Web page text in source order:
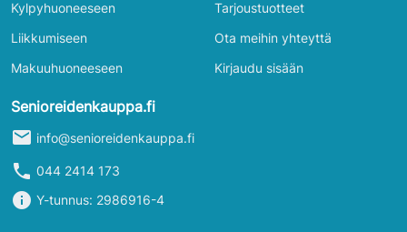
Kylpyhuoneeseen
Liikkumiseen
Makuuhuoneeseen
Tarjoustuotteet
Ota meihin yhteyttä
Kirjaudu sisään
Senioreidenkauppa.fi
mail info@senioreidenkauppa.fi
phone 044 2414 173
info Y-tunnus: 2986916-4